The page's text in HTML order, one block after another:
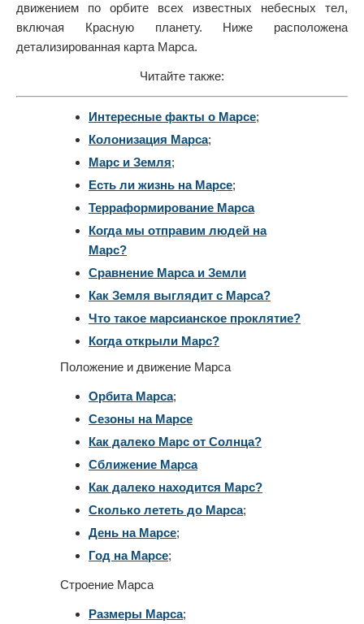
движением по орбите всех известных небесных тел,
включая Красную планету. Ниже расположена
детализированная карта Марса.
Читайте также:
Интересные факты о Марсе;
Колонизация Марса;
Марс и Земля;
Есть ли жизнь на Марсе;
Терраформирование Марса
Когда мы отправим людей на
Марс?
Сравнение Марса и Земли
Как Земля выглядит с Марса?
Что такое марсианское проклятие?
Когда открыли Марс?
Положение и движение Марса
Орбита Марса;
Сезоны на Марсе
Как далеко Марс от Солнца?
Сближение Марса
Как далеко находится Марс?
Сколько лететь до Марса;
День на Марсе;
Год на Марсе;
Строение Марса
Размеры Марса;